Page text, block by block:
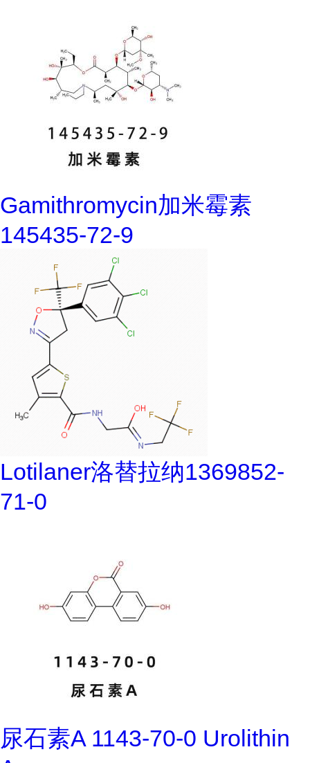
Gamithromycin加米霉素
145435-72-9
Lotilaner洛替拉纳1369852-
71-0
尿石素A 1143-70-0 Urolithin